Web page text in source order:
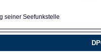
seiner Seefunkstelle